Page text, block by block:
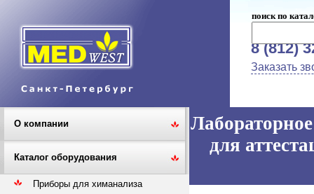
поиск по
8 (812)
Заказать
О компании
Каталог оборудования
Приборы для химанализа
для